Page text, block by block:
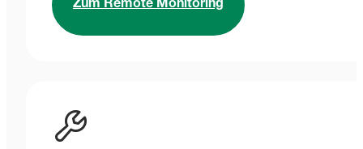
Zum Remote Monitoring